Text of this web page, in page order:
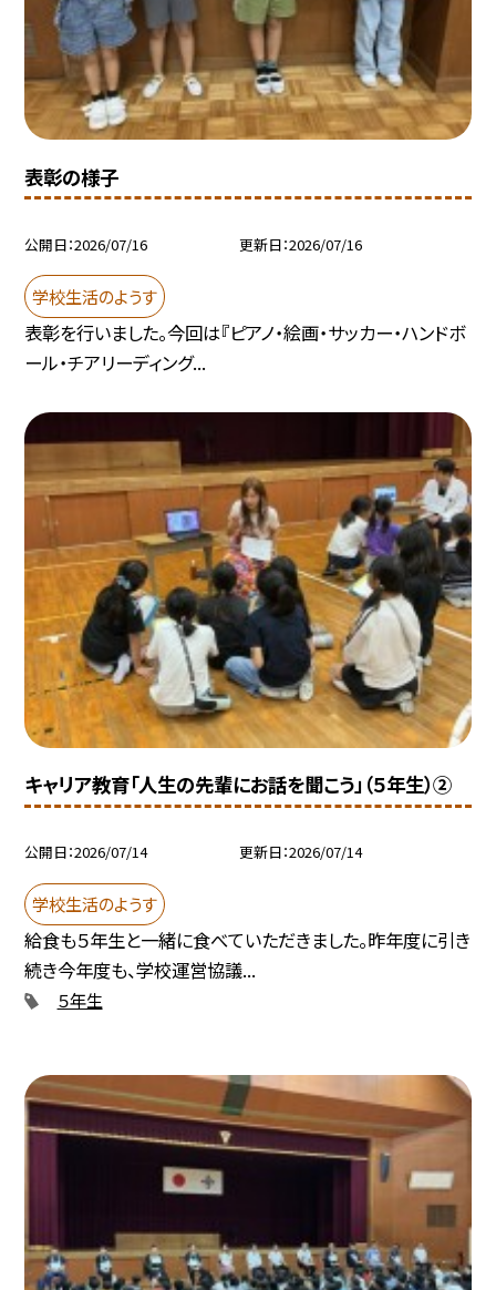
表彰の様子
公開日 2026/07/16 更新日 2026/07/16
学校生活のようす
表彰を行いました。今回は『ピアノ・絵画・サッカー・ハンドボ
ール・チアリーディング...
キャリア教育「人生の先輩にお話を聞こう」（５年生）②
公開日 2026/07/14 更新日 2026/07/14
学校生活のようす
給食も５年生と一緒に食べていただきました。昨年度に引き
続き今年度も、学校運営協議...
５年生